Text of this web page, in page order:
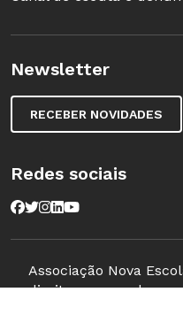
Newsletter
RECEBER NOVIDADES
Redes sociais
Associação Nova
direitos reservados.